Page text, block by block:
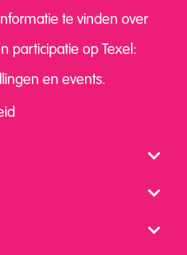
te vinden over
participatie op Texel:
en events.